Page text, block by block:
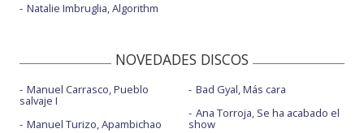
Natalie Imbruglia, Algorithm
NOVEDADES DISCOS
Manuel Carrasco, Pueblo
salvaje I
Manuel Turizo, Apambichao
Bad Gyal, Más cara
Ana Torroja, Se ha acabado el
show